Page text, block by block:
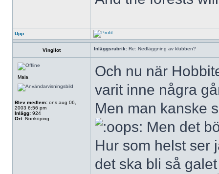
Upp
Vingilot Inläggsrubrik: Re: Nedläggning av klubben?
Maia
Blev medlem: ons aug 06,
2003 6:56 pm
Inlägg: 924
Ort: Norrköping
Och nu när
varit inne några
Men man kanske
Men det
Hur som helst ser
det ska bli så